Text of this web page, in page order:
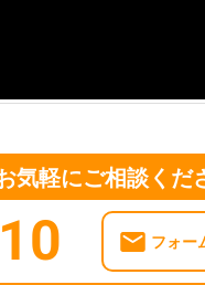
気軽にご相談くだ
フォー